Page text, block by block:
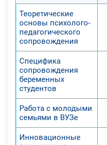
Теоретические
основы психолого-
педагогического
сопровождения
Специфика
сопровождения
беременных
студентов
Работа с молодыми
семьями в ВУЗе
Инновационные